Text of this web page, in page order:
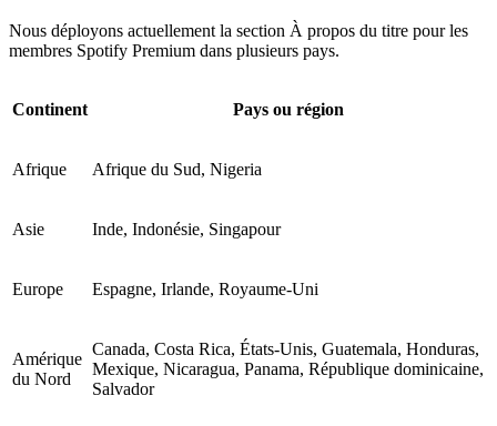
Nous déployons actuellement la section À propos du titre pour les
membres Spotify Premium dans plusieurs pays.
Continent Pays ou région
Afrique Afrique du Sud, Nigeria
Asie Inde, Indonésie, Singapour
Europe Espagne, Irlande, Royaume-Uni
Amérique
du Nord
Canada, Costa Rica, États-Unis, Guatemala, Honduras,
Mexique, Nicaragua, Panama, République dominicaine,
Salvador